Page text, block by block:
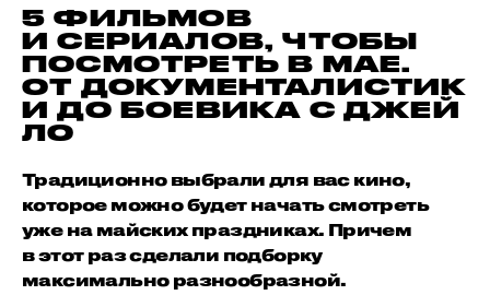
5 ФИЛЬМОВ
И СЕРИАЛОВ, ЧТОБЫ
ПОСМОТРЕТЬ В МАЕ.
ОТ ДОКУМЕНТАЛИСТИК
И ДО БОЕВИКА С ДЖЕЙ
ЛО
Традиционно выбрали для вас кино,
которое можно будет начать смотреть
уже на майских праздниках. Причем
в этот раз сделали подборку
максимально разнообразной.